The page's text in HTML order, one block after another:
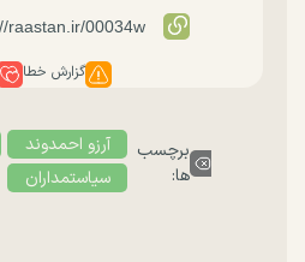
گزارش خطا
برچسب
ها:
آرزو احمدوند
سیاستمداران